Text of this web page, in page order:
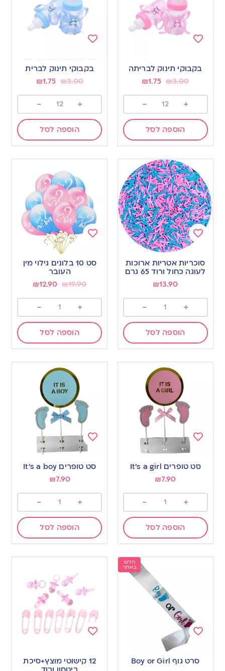
to
wishlist
בקבוקי תינוק לבריתה
₪3.00
₪1.75
+
-
הוספה לסל
wishlist
בקבוקי תינוק לברית
₪3.00
₪1.75
+
-
הוספה לסל
Add
to
wishlist
סוכריות אטריות ארוכות
לעוגה כחול ורוד 65 גרם
₪13.90
+
-
הוספה לסל
to
סט 10 בלונים גילוי מין
העובר
₪19.90
₪12.90
+
-
הוספה לסל
wishlist
סט טופרים It’s a girl
₪7.90
+
-
הוספה לסל
Add
to
wishlist
סט טופרים It’s a boy
₪7.90
+
-
הוספה לסל
חדש
באתר
סרט גוף Boy or Girl
to
wishlist
12 קישוטי מוצץ+סיכת